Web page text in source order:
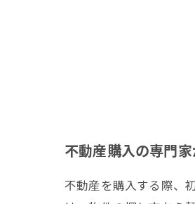
不動産購入の専門
不動産を購入する際、